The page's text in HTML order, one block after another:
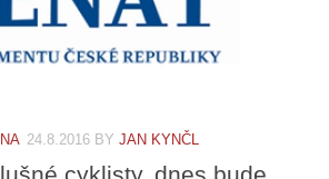
24.8.2016 BY JAN KYNČL